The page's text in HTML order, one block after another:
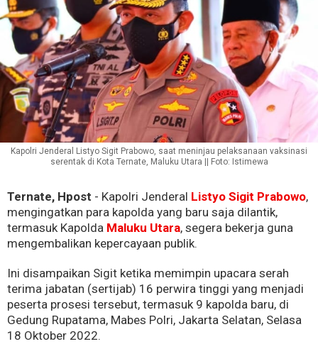
Kapolri Jenderal Listyo Sigit Prabowo, saat meninjau pelaksanaan vaksinasi
serentak di Kota Ternate, Maluku Utara || Foto: Istimewa
Ternate, Hpost - Kapolri Jenderal Listyo Sigit Prabowo,
mengingatkan para kapolda yang baru saja dilantik,
termasuk Kapolda Maluku Utara, segera bekerja guna
mengembalikan kepercayaan publik.
Ini disampaikan Sigit ketika memimpin upacara serah
terima jabatan (sertijab) 16 perwira tinggi yang menjadi
peserta prosesi tersebut, termasuk 9 kapolda baru, di
Gedung Rupatama, Mabes Polri, Jakarta Selatan, Selasa
18 Oktober 2022.